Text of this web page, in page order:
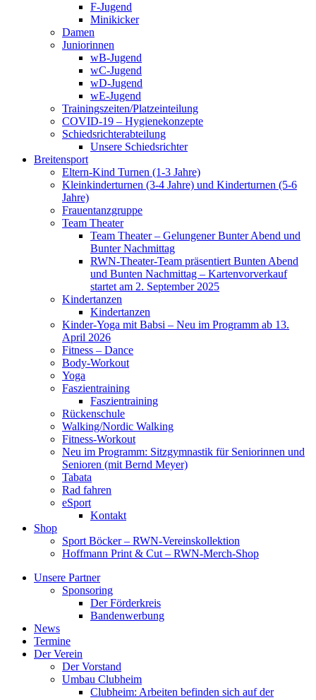
F-Jugend
Minikicker
Damen
Juniorinnen
wB-Jugend
wC-Jugend
wD-Jugend
wE-Jugend
Trainingszeiten/Platzeinteilung
COVID-19 – Hygienekonzepte
Schiedsrichterabteilung
Unsere Schiedsrichter
Breitensport
Eltern-Kind Turnen (1-3 Jahre)
Kleinkinderturnen (3-4 Jahre) und Kinderturnen (5-6
Jahre)
Frauentanzgruppe
Team Theater
Team Theater – Gelungener Bunter Abend und
Bunter Nachmittag
RWN-Theater-Team präsentiert Bunten Abend
und Bunten Nachmittag – Kartenvorverkauf
startet am 2. September 2025
Kindertanzen
Kindertanzen
Kinder-Yoga mit Babsi – Neu im Programm ab 13.
April 2026
Fitness – Dance
Body-Workout
Yoga
Faszientraining
Faszientraining
Rückenschule
Walking/Nordic Walking
Fitness-Workout
Neu im Programm: Sitzgymnastik für Seniorinnen und
Senioren (mit Bernd Meyer)
Tabata
Rad fahren
eSport
Kontakt
Shop
Sport Böcker – RWN-Vereinskollektion
Hoffmann Print & Cut – RWN-Merch-Shop
Unsere Partner
Sponsoring
Der Förderkreis
Bandenwerbung
News
Termine
Der Verein
Der Vorstand
Umbau Clubheim
Clubheim: Arbeiten befinden sich auf der